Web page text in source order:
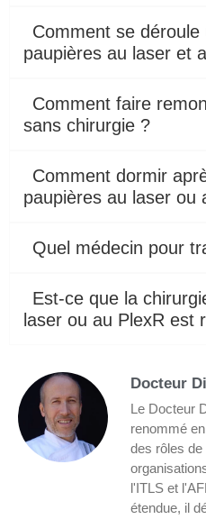
Comment se
paupières au laser et
Comment faire
sans chirurgie ?
Comment dormir
paupières au laser ou
Quel médecin pour
Est-ce que la
laser ou au PlexR est
Docteur
Le Docteur
renommé
des rôles de
l'ITLS et
étendue, il